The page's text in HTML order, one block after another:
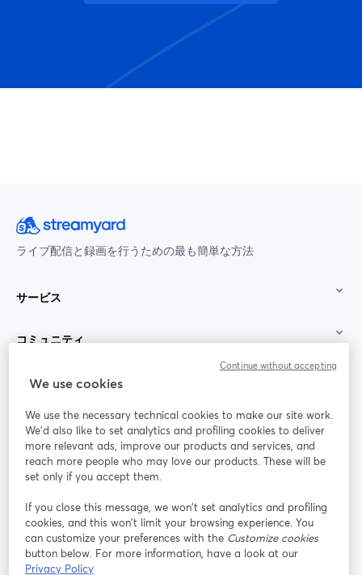
ライブ配信と録画を行うための最も簡単な方法
サービス
コミュニティ
StreamYard：
参加する
ライ
ンセ
ミナ
ー
Facebook
新しいタブで開く(Twitter)
YouTube
Instagram
新しいタブで開く
LinkedIn
新しいタブで開く
We use cookies
We use the necessary technical cookies to make our site work.
We'd also like to set analytics and profiling cookies to deliver
more relevant ads, improve our products and services, and
reach more people who may love our products. These will be
set only if you accept them.
If you close this message, we won’t set analytics and profiling
cookies, and this won’t limit your browsing experience. You
can customize your preferences with the Customize cookies
button below. For more information, have a look at our
Privacy Policy
Continue without accepting